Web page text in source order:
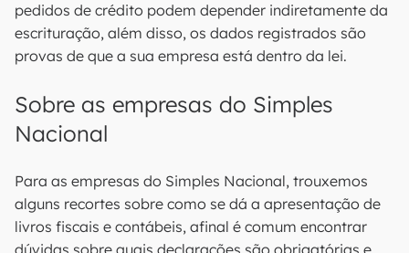
pedidos de crédito podem depender indiretamente da
escrituração, além disso, os dados registrados são
provas de que a sua empresa está dentro da lei.
Sobre as empresas do Simples
Nacional
Para as empresas do Simples Nacional, trouxemos
alguns recortes sobre como se dá a apresentação de
livros fiscais e contábeis, afinal é comum encontrar
dúvidas sobre quais declarações são obrigatórias e